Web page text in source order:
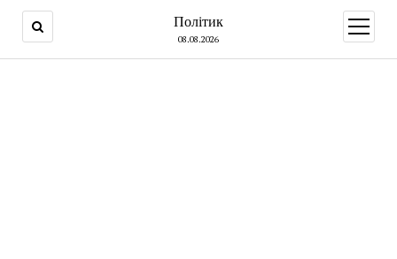
Політик
08.08.2026
open
menu